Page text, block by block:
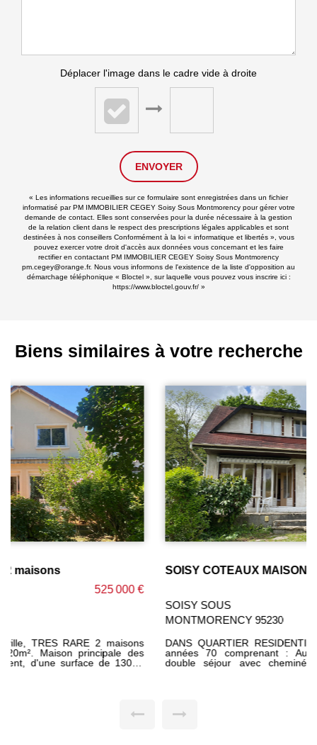
Déplacer l'image dans le cadre vide à droite
ENVOYER
« Les informations recueillies sur ce formulaire sont enregistrées dans un fichier
informatisé par PM IMMOBILIER CEGEY Soisy Sous Montmorency pour gérer votre
demande de contact. Elles sont conservées pour la durée nécessaire à la gestion
de la relation client dans le respect des prescriptions légales applicables et sont
destinées à nos conseillers Conformément à la loi « informatique et libertés », vous
pouvez exercer votre droit d'accès aux données vous concernant et les faire
rectifier en contactant PM IMMOBILIER CEGEY Soisy Sous Montmorency
pm.cegey@orange.fr. Nous vous informons de l'existence de la liste d'opposition au
démarchage téléphonique « Bloctel », sur laquelle vous pouvez vous inscrire ici :
https://www.bloctel.gouv.fr/»
Biens similaires à votre recherche
SOISY COTEAUX MAISON 110m²
DANS QUARTIER RESIDENTIEL ET CALME, maison des
années 70 comprenant : Au rez-de-chaussée : entrée,
double séjour avec cheminée insert ouvrant sur deux
avec fenêtre. Maison lumineuse. Joli terrain clos sans vis-à -